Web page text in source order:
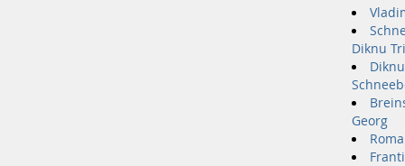
Diknu
Diknu
Georg